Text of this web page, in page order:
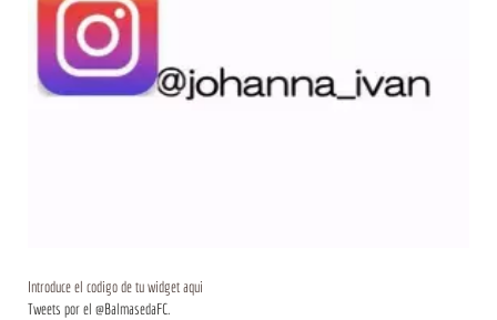
Introduce el codigo de tu widget aqui
Tweets por el @BalmasedaFC.